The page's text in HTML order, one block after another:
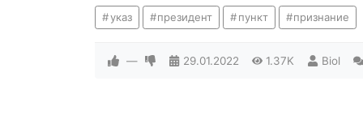
указ президент пункт признание
— 29.01.2022 1.37K Biol